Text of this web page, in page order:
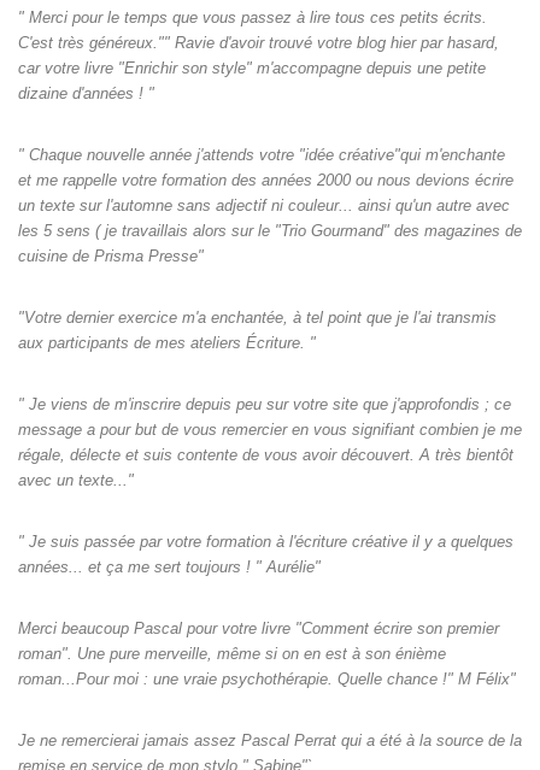
" Merci pour le temps que vous passez à lire tous ces petits écrits.
C'est très généreux."" Ravie d'avoir trouvé votre blog hier par hasard,
car votre livre "Enrichir son style" m'accompagne depuis une petite
dizaine d'années ! "
" Chaque nouvelle année j'attends votre "idée créative"qui m'enchante
et me rappelle votre formation des années 2000 ou nous devions écrire
un texte sur l'automne sans adjectif ni couleur... ainsi qu'un autre avec
les 5 sens ( je travaillais alors sur le "Trio Gourmand" des magazines de
cuisine de Prisma Presse"
"Votre dernier exercice m'a enchantée, à tel point que je l'ai transmis
aux participants de mes ateliers Écriture. "
" Je viens de m'inscrire depuis peu sur votre site que j'approfondis ; ce
message a pour but de vous remercier en vous signifiant combien je me
régale, délecte et suis contente de vous avoir découvert. A très bientôt
avec un texte..."
" Je suis passée par votre formation à l'écriture créative il y a quelques
années... et ça me sert toujours ! " Aurélie"
Merci beaucoup Pascal pour votre livre "Comment écrire son premier
roman". Une pure merveille, même si on en est à son énième
roman...Pour moi : une vraie psychothérapie. Quelle chance !" M Félix"
Je ne remercierai jamais assez Pascal Perrat qui a été à la source de la
remise en service de mon stylo." Sabine"`